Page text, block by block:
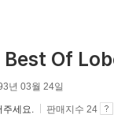
Of
년 03월 24일
주세요. 판매지수 24